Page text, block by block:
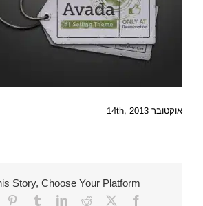
אוקטובר 14th, 2013
Story, Choose Your Platform!
Facebook
X
Reddit
LinkedIn
Tumblr